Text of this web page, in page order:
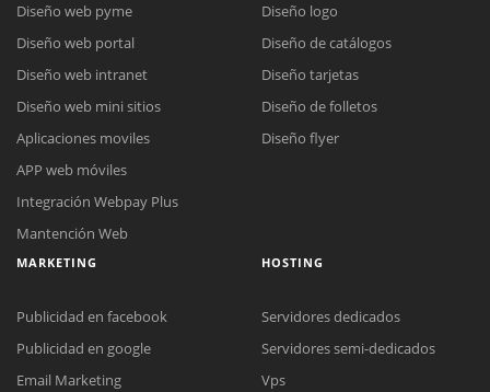
Reunión online
Diseño web pyme
Diseño web portal
Diseño web intranet
Diseño web mini sitios
Aplicaciones moviles
APP web móviles
Integración Webpay Plus
Mantención Web
Diseño logo
Diseño de catálogos
Diseño tarjetas
Diseño de folletos
Diseño flyer
MARKETING
Publicidad en facebook
Publicidad en google
Email Marketing
HOSTING
Servidores dedicados
Servidores semi-dedicados
Vps